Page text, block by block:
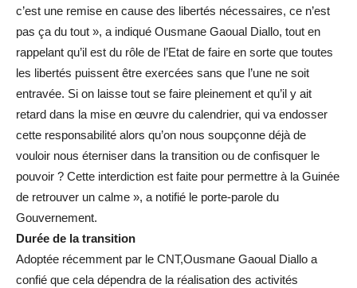
c’est une remise en cause des libertés nécessaires, ce n’est
pas ça du tout », a indiqué Ousmane Gaoual Diallo, tout en
rappelant qu’il est du rôle de l’Etat de faire en sorte que toutes
les libertés puissent être exercées sans que l’une ne soit
entravée. Si on laisse tout se faire pleinement et qu’il y ait
retard dans la mise en œuvre du calendrier, qui va endosser
cette responsabilité alors qu’on nous soupçonne déjà de
vouloir nous éterniser dans la transition ou de confisquer le
pouvoir ? Cette interdiction est faite pour permettre à la Guinée
de retrouver un calme », a notifié le porte-parole du
Gouvernement.
Durée de la transition
Adoptée récemment par le CNT,Ousmane Gaoual Diallo a
confié que cela dépendra de la réalisation des activités